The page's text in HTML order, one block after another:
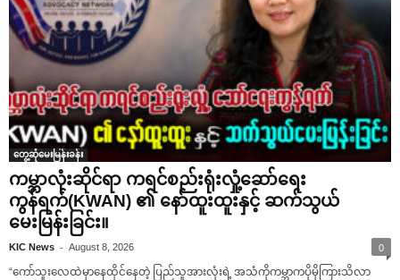
တွေ့ဆုံမေးမြန်းခန်း
ကမ္ဘာလုံးဆိုင်ရာ ကရင်စည်းရုံးလှုံ့ဆော်ရေး
ကွန်ရက်(KWAN) ၏ နော်ထူးထူးနှင့် ဆက်သွယ်
မေးမြန်းခြင်း။
KIC News - August 8, 2026 0
“ကော်သူးလေထဲမှာနေထိုင်နေတဲ့ ပြည်သူအားလုံးရဲ့ အသံကိုကမ္ဘာကပိုမိုကြားသိလာ